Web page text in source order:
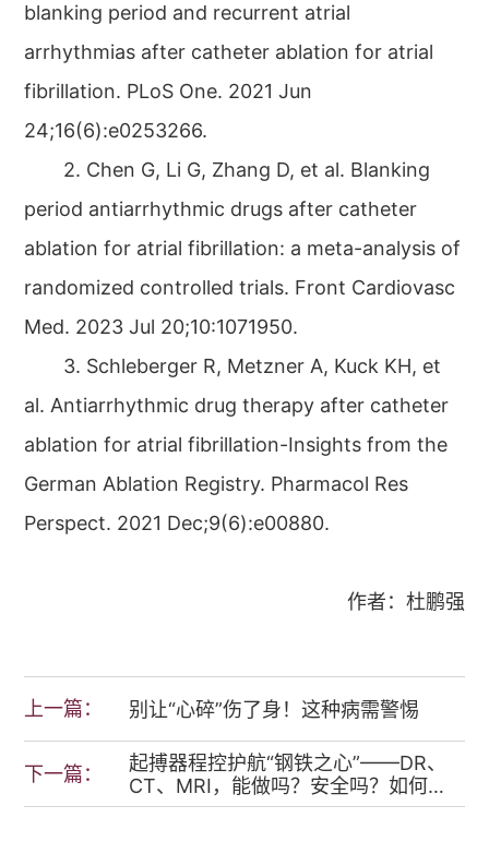
blanking period and recurrent atrial
arrhythmias after catheter ablation for atrial
fibrillation. PLoS One. 2021 Jun
24;16(6):e0253266.
2. Chen G, Li G, Zhang D, et al. Blanking
period antiarrhythmic drugs after catheter
ablation for atrial fibrillation: a meta-analysis of
randomized controlled trials. Front Cardiovasc
Med. 2023 Jul 20;10:1071950.
3. Schleberger R, Metzner A, Kuck KH, et
al. Antiarrhythmic drug therapy after catheter
ablation for atrial fibrillation-Insights from the
German Ablation Registry. Pharmacol Res
Perspect. 2021 Dec;9(6):e00880.
作者：杜鹏强
上一篇： 别让“心碎”伤了身！这种病需警惕
下一篇：
起搏器程控护航“钢铁之心”——DR、
CT、MRI，能做吗？安全吗？如何
做？